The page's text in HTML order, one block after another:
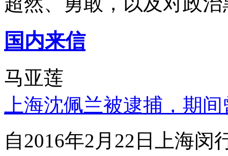
国内来信
马亚莲
上海沈佩兰被逮捕，期
自2016年2月22日上海